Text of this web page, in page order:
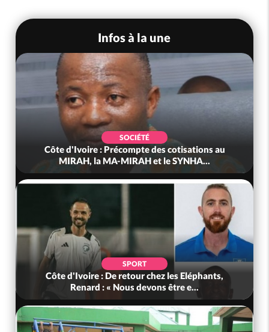
Infos à la une
SOCIÉTÉ
Côte d'Ivoire : Précompte des cotisations au
MIRAH, la MA-MIRAH et le SYNHA...
SPORT
Côte d'Ivoire : De retour chez les Eléphants,
Renard : « Nous devons être e...